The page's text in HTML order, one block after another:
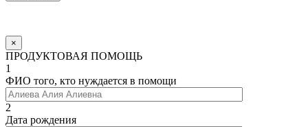
×
ПРОДУКТОВАЯ ПОМОЩЬ
1
ФИО того, кто нуждается в помощи
2
Дата рождения